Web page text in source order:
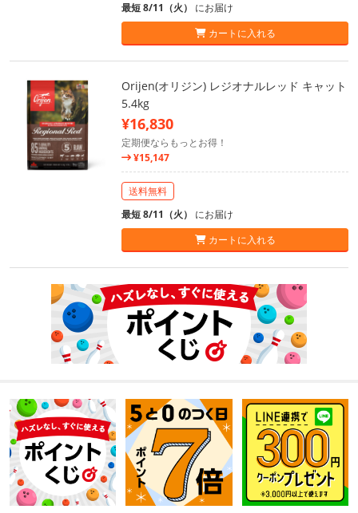
最短 8/11（火） にお届け
カートに入れる
Orijen(オリジン) レジオナルレッド キャット
5.4kg
¥16,830
定期便ならもっとお得！
¥15,147
送料無料
最短 8/11（火） にお届け
カートに入れる